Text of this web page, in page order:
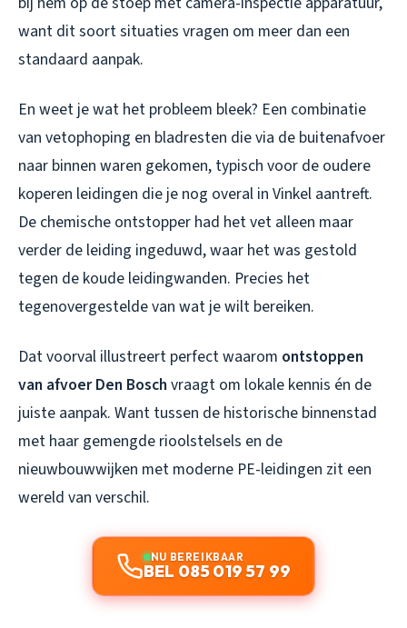
want dit soort situaties vragen om meer dan een
standaard aanpak.
En weet je wat het probleem bleek? Een combinatie
van vetophoping en bladresten die via de buitenafvoer
naar binnen waren gekomen, typisch voor de oudere
koperen leidingen die je nog overal in Vinkel aantreft.
De chemische ontstopper had het vet alleen maar
verder de leiding ingeduwd, waar het was gestold
tegen de koude leidingwanden. Precies het
tegenovergestelde van wat je wilt bereiken.
Dat voorval illustreert perfect waarom ontstoppen
van afvoer Den Bosch vraagt om lokale kennis én de
juiste aanpak. Want tussen de historische binnenstad
met haar gemengde rioolstelsels en de
nieuwbouwwijken met moderne PE-leidingen zit een
wereld van verschil.
NU BEREIKBAAR
BEL 085 019 57 99